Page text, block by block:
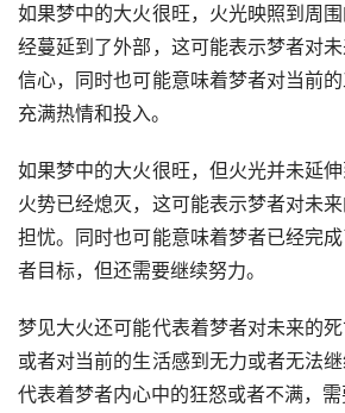
如果梦中的大火很旺，火光映照到周
经蔓延到了外部，这可能表示梦者对
信心，同时也可能意味着梦者对当前
充满热情和投入。
如果梦中的大火很旺，但火光并未延
火势已经熄灭，这可能表示梦者对未
担忧。同时也可能意味着梦者已经完
者目标，但还需要继续努力。
梦见大火还可能代表着梦者对未来的死
或者对当前的生活感到无力或者无法
代表着梦者内心中的狂怒或者不满，需